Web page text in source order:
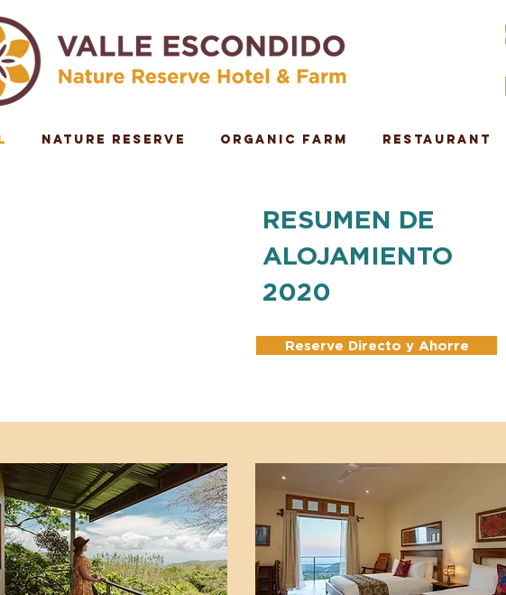
Nature Reserve Organic Farm Restaurant
RESUMEN DE
ALOJAMIENTO
2020
Reserve Directo y Ahorre